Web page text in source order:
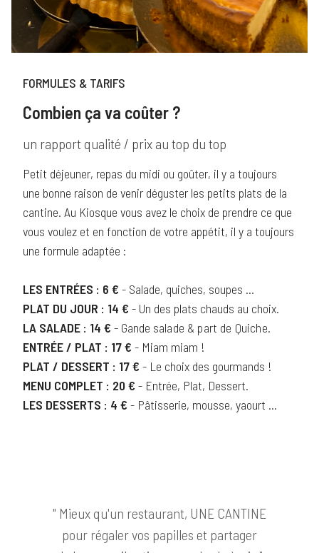
FORMULES & TARIFS
Combien ça va coûter ?
un rapport qualité / prix au top du top
Petit déjeuner, repas du midi ou goûter, il y a toujours
une bonne raison de venir déguster les petits plats de la
cantine. Au Kiosque vous avez le choix de prendre ce que
vous voulez et en fonction de votre appétit, il y a toujours
une formule adaptée :
LES ENTRÉES : 6 € - Salade, quiches, soupes ...
PLAT DU JOUR : 14 € - Un des plats chauds au choix.
LA SALADE : 14 € - Gande salade & part de Quiche.
ENTRÉE / PLAT : 17 € - Miam miam !
PLAT / DESSERT : 17 € - Le choix des gourmands !
MENU COMPLET : 20 € - Entrée, Plat, Dessert.
LES DESSERTS : 4 € - Pâtisserie, mousse, yaourt ...
" Mieux qu'un restaurant, UNE CANTINE
pour régaler vos papilles et partager